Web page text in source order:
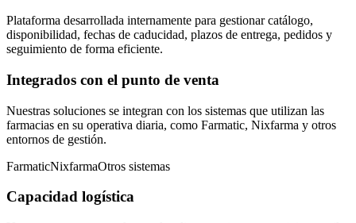
Plataforma desarrollada internamente para gestionar catálogo,
disponibilidad, fechas de caducidad, plazos de entrega, pedidos y
seguimiento de forma eficiente.
Integrados con el punto de venta
Nuestras soluciones se integran con los sistemas que utilizan las
farmacias en su operativa diaria, como Farmatic, Nixfarma y otros
entornos de gestión.
FarmaticNixfarmaOtros sistemas
Capacidad logística